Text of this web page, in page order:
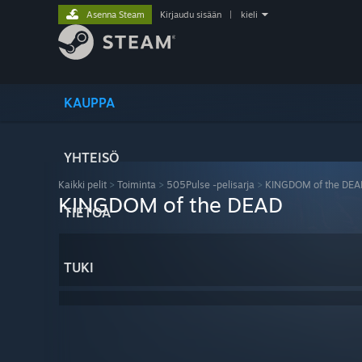
KAUPPA
YHTEISÖ
TIETOA
TUKI
Asenna Steam Kirjaudu sisään kieli
Kaikki pelit > Toiminta > 505Pulse -pelisarja > KINGDOM of the
KINGDOM of the DEAD